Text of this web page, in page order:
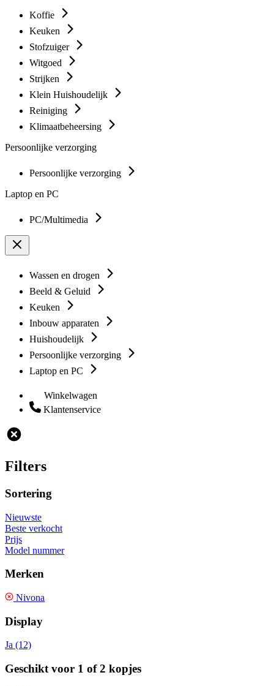
Koffie
Keuken
Stofzuiger
Witgoed
Strijken
Klein Huishoudelijk
Reiniging
Klimaatbeheersing
Persoonlijke verzorging
Persoonlijke verzorging
Laptop en PC
PC/Multimedia
Wassen en drogen
Beeld & Geluid
Keuken
Inbouw apparaten
Huishoudelijk
Persoonlijke verzorging
Laptop en PC
Winkelwagen
Klantenservice
Filters
Sortering
Nieuwste
Beste verkocht
Prijs
Model nummer
Merken
Nivona
Display
Ja (12)
Geschikt voor 1 of 2 kopjes